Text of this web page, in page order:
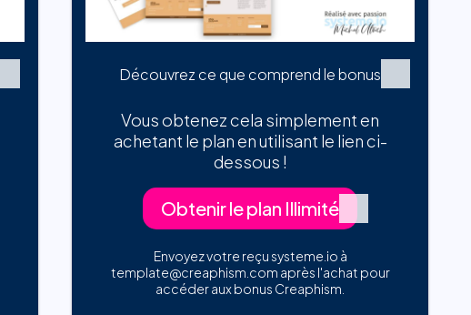
Découvrez ce que comprend le bonus
Vous obtenez cela simplement en
achetant le plan en utilisant le lien ci-
dessous !
Obtenir le plan Illimité
Envoyez votre reçu systeme.io à
template@creaphism.com après l'achat pour
accéder aux bonus Creaphism.